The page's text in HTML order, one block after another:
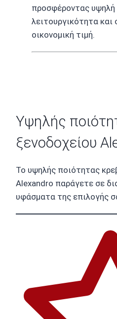
προσφέροντας υψηλή
λειτουργικότητα και
οικονομική τιμή.
Υψηλής
ξενοδοχείου
Το υψηλής ποιότητας
Alexandro παράγετε σε
υφάσματα της επιλογής